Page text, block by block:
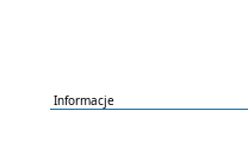
Informacje